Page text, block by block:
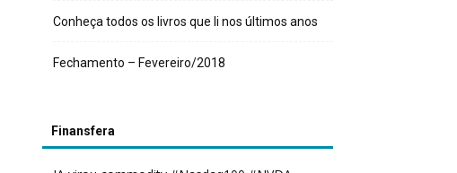
Conheça todos os livros que li nos últimos anos
Fechamento – Fevereiro/2018
Finansfera